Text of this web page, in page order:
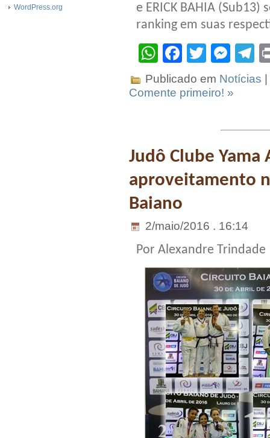
WordPress.org
e ERICK BAHIA
ranking em suas
WhatsApp
Facebook
Twitter
Publicado em Notícias
Comente primeiro! »
Judô Clube Yama
aproveitamento
Baiano
2/maio/2016 . 16:14
Por Alexandre Trindade